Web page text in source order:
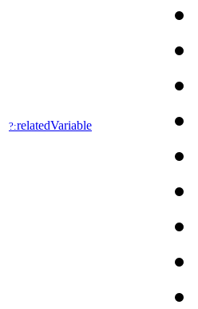
?:relatedVariable